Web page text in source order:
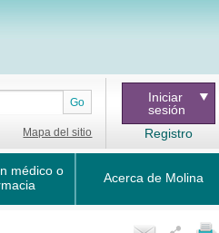
Go
Mapa del sitio
Iniciar
sesión
Registro
médico o
Acerca de Molina